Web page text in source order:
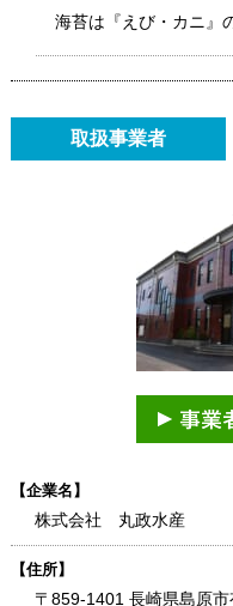
海苔は『えび・カニ』
取扱事業者
【企業名】
株式会社 丸政水産
【住所】
〒859-1401 長崎県島原